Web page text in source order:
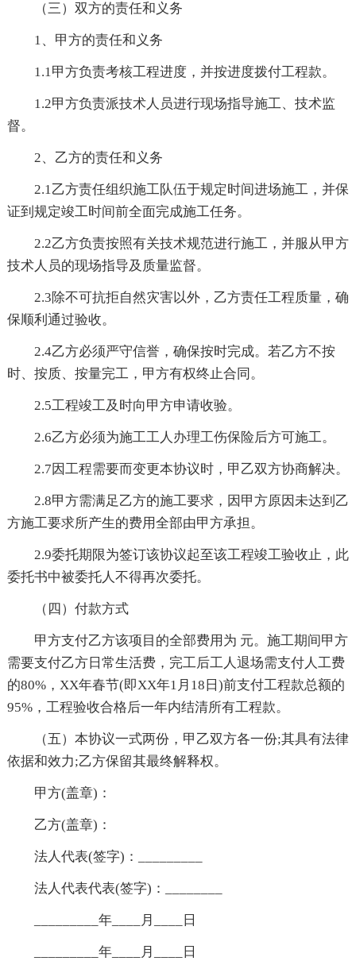
（三）双方的责任和义务
1、甲方的责任和义务
1.1甲方负责考核工程进度，并按进度拨付工程款。
1.2甲方负责派技术人员进行现场指导施工、技术监
督。
2、乙方的责任和义务
2.1乙方责任组织施工队伍于规定时间进场施工，并保
证到规定竣工时间前全面完成施工任务。
2.2乙方负责按照有关技术规范进行施工，并服从甲方
技术人员的现场指导及质量监督。
2.3除不可抗拒自然灾害以外，乙方责任工程质量，确
保顺利通过验收。
2.4乙方必须严守信誉，确保按时完成。若乙方不按
时、按质、按量完工，甲方有权终止合同。
2.5工程竣工及时向甲方申请收验。
2.6乙方必须为施工工人办理工伤保险后方可施工。
2.7因工程需要而变更本协议时，甲乙双方协商解决。
2.8甲方需满足乙方的施工要求，因甲方原因未达到乙
方施工要求所产生的费用全部由甲方承担。
2.9委托期限为签订该协议起至该工程竣工验收止，此
委托书中被委托人不得再次委托。
（四）付款方式
甲方支付乙方该项目的全部费用为 元。施工期间甲方
需要支付乙方日常生活费，完工后工人退场需支付人工费
的80%，XX年春节(即XX年1月18日)前支付工程款总额的
95%，工程验收合格后一年内结清所有工程款。
（五）本协议一式两份，甲乙双方各一份;其具有法律
依据和效力;乙方保留其最终解释权。
甲方(盖章)：
乙方(盖章)：
法人代表(签字)：_________
法人代表代表(签字)：________
_________年____月____日
_________年____月____日